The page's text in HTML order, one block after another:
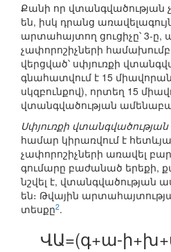
Քանի որ վտանգվածության
են, իսկ դրանց
արտահայտող ցուցիչը՝ 3-
չափորոշիչների
վերցված՝ սփյուռքի
գնահատվում է 15
սկզբունքով), որտեղ 15
վտանգվածության
Սփյուռքի
համար կիրառվում է
չափորոշիչների առավել
գումարը բաժանած երեքի,
նշվել է, վտանգվածության
են։ Թվային
տեսքը2.
ՎԱ=(գ+ա-